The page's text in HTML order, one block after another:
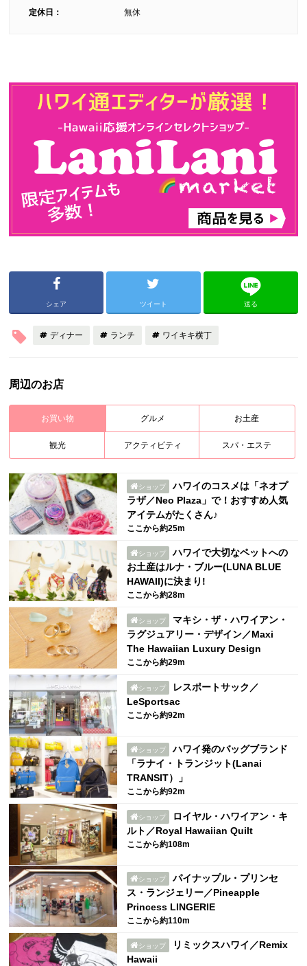
定休日： 無休
シェア ツイート 送る
ディナー ランチ ワイキキ横丁
周辺のお店
お買い物 グルメ お土産
観光 アクティビティ スパ・エステ
ショップ
ハワイのコスメは「ネオプ
ラザ／Neo Plaza」で！おすすめ人気
アイテムがたくさん♪
ここから約25m
ショップ
ハワイで大切なペットへの
お土産はルナ・ブルー(LUNA BLUE
HAWAII)に決まり!
ここから約28m
ショップ
マキシ・ザ・ハワイアン・
ラグジュアリー・デザイン／Maxi
The Hawaiian Luxury Design
ここから約29m
ショップ
レスポートサック／
LeSportsac
ここから約92m
ショップ
ハワイ発のバッグブランド
「ラナイ・トランジット(Lanai
TRANSIT）」
ここから約92m
ショップ
ロイヤル・ハワイアン・キ
ルト／Royal Hawaiian Quilt
ここから約108m
ショップ
パイナップル・プリンセ
ス・ランジェリー／Pineapple
Princess LINGERIE
ここから約110m
ショップ
リミックスハワイ／Remix
Hawaii